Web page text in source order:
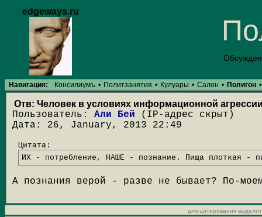
edgeways.ru
Навигация: Консилиумъ • Политзанятия • Кулуары • Салон • Полигон •
Отв: Человек в условиях информационной
Пользователь: Али Бей (IP-адрес скрыт)
Дата: 26, January, 2013 22:49
Цитата:
ИХ - потребление, НАШЕ - познание. Пища плоткая -
А познания верой - разве не бывает? По-
для цитирования